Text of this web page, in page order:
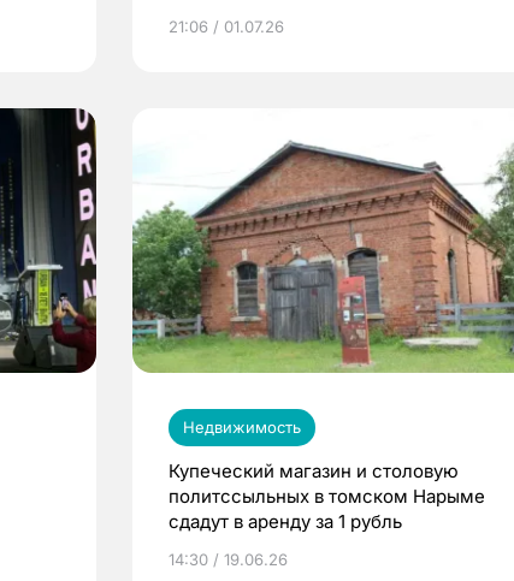
21:06 / 01.07.26
Недвижимость
Купеческий магазин и столовую
политссыльных в томском Нарыме
сдадут в аренду за 1 рубль
14:30 / 19.06.26